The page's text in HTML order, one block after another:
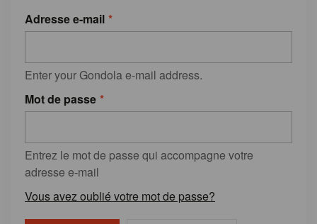
Adresse e-mail
Enter your Gondola e-mail address.
Mot de passe
Entrez le mot de passe qui accompagne votre
adresse e-mail
Vous avez oublié votre mot de passe?